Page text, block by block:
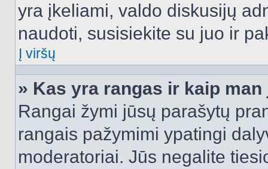
yra įkeliami, valdo diskusijų
naudoti, susisiekite su juo ir
Į viršų
» Kas yra rangas ir kaip
Rangai žymi jūsų parašytų
rangais pažymimi ypatingi
moderatoriai. Jūs negalite